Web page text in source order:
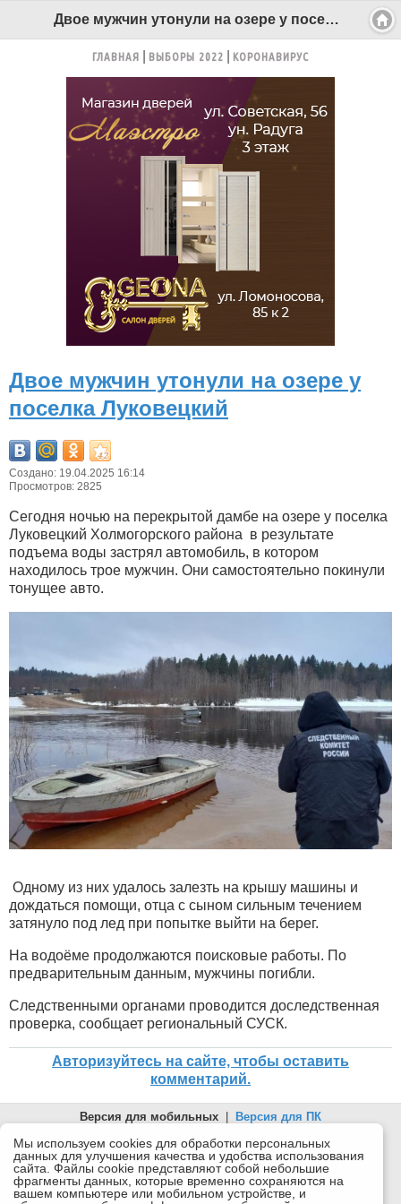
Двое мужчин утонули на озере у поселка Луковецкий - Беломорканал Северодвинск tv29.ru
ГЛАВНАЯ ВЫБОРЫ 2022 КОРОНАВИРУС
Двое мужчин утонули на озере у
поселка Луковецкий
Создано: 19.04.2025 16:14
Просмотров: 2825
Сегодня ночью на перекрытой дамбе на озере у поселка
Луковецкий Холмогорского района в результате
подъема воды застрял автомобиль, в котором
находилось трое мужчин. Они самостоятельно покинули
тонущее авто.
Одному из них удалось залезть на крышу машины и
дождаться помощи, отца с сыном сильным течением
затянуло под лед при попытке выйти на берег.
На водоёме продолжаются поисковые работы. По
предварительным данным, мужчины погибли.
Следственными органами проводится доследственная
проверка, сообщает региональный СУСК.
Авторизуйтесь на сайте, чтобы оставить
комментарий.
Версия для мобильных | Версия для ПК
© 2026 Беломорканал Северодвинск tv29.ru
Joomla!is Free Software released under the GNU General Public
License.
Mobile version byMobile Joomla!
Мы используем cookies для обработки персональных
данных для улучшения качества и удобства использования
сайта. Файлы cookie представляют собой небольшие
фрагменты данных, которые временно сохраняются на
вашем компьютере или мобильном устройстве, и